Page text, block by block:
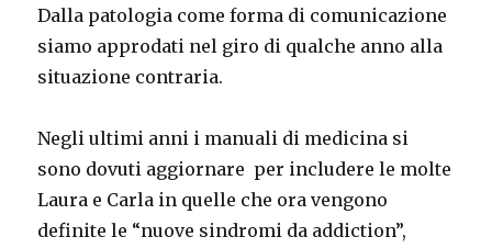
Dalla patologia come forma di comunicazione
siamo approdati nel giro di qualche anno alla
situazione contraria.
Negli ultimi anni i manuali di medicina si
sono dovuti aggiornare per includere le molte
Laura e Carla in quelle che ora vengono
definite le “nuove sindromi da addiction”,